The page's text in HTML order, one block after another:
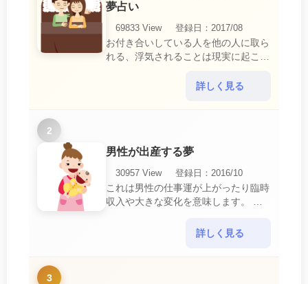
夢占い
69833 View
登録日：2017/08
お付き合いしている人を他の人に取ら
れる、浮気されることは現実に起こる
いにおいて、『寝取られている』夢
詳しく見る
2
男性が出産する夢
30957 View
登録日：2016/10
これは男性の仕事運が上がったり臨時
収入や大きな変化を意味します。 喜
ればあり得ない事が起きるのでビック
詳しく見る
3